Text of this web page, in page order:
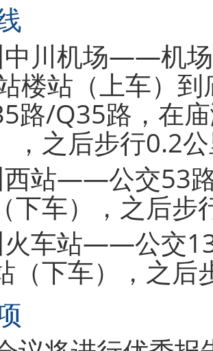
中川机场——机
楼站（上车）
路/Q35路，在
，之后步行0.2
西站——公交53
下车），之后步
火车站——公交
（下车），之后